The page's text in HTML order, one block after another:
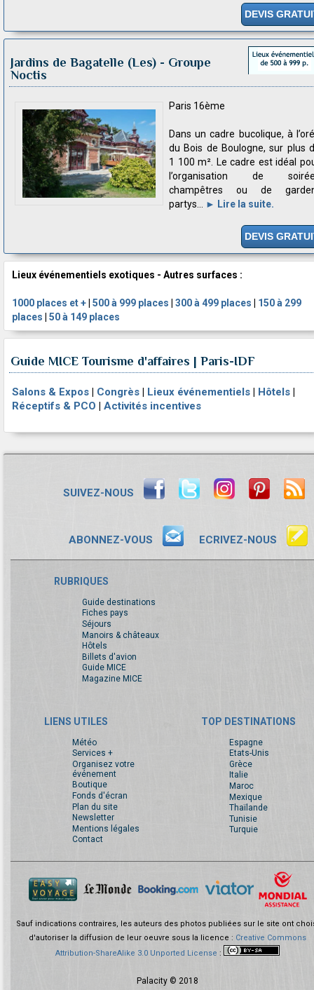
DEVIS
Jardins de Bagatelle (Les) - Groupe
Noctis
Paris 16ème
Dans un cadre bucolique, à
du Bois de Boulogne, sur plus
1 100 m². Le cadre est idéal
l’organisation de
champêtres ou de
partys...
► Lire la suite.
DEVIS
Lieux événementiels exotiques - Autres surfaces :
1000 places et +| 500 à 999 places | 300 à 499 places | 150 à 299
places | 50 à 149 places
Guide MICE Tourisme d'affaires | Paris-IDF
Salons & Expos Congrès Lieux événementiels Hôtels
Réceptifs & PCO
Activités incentives
SUIVEZ-NOUS
ABONNEZ-VOUS ECRIVEZ-NOUS
RUBRIQUES
Guide destinations
Fiches pays
Séjours
Manoirs & châteaux
Hôtels
Billets d'avion
Guide MICE
Magazine MICE
LIENS UTILES
Météo
Services +
Organisez votre
événement
Boutique
Fonds d'écran
Plan du site
Newsletter
Mentions légales
Contact
TOP DESTINATIONS
Espagne
Etats-Unis
Grèce
Italie
Maroc
Mexique
Thaïlande
Tunisie
Turquie
Sauf indications contraires, les auteurs des photos publiées sur le site ont
d'autoriser la diffusion de leur oeuvre sous la licence : Creative Commons
Attribution-ShareAlike 3.0 Unported License :
Palacity © 2018